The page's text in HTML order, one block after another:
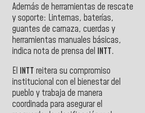
Además de herramientas de rescate
y soporte: Linternas, baterías,
guantes de carnaza, cuerdas y
herramientas manuales básicas,
indica nota de prensa del INTT.
El INTT reitera su compromiso
institucional con el bienestar del
pueblo y trabaja de manera
coordinada para asegurar el